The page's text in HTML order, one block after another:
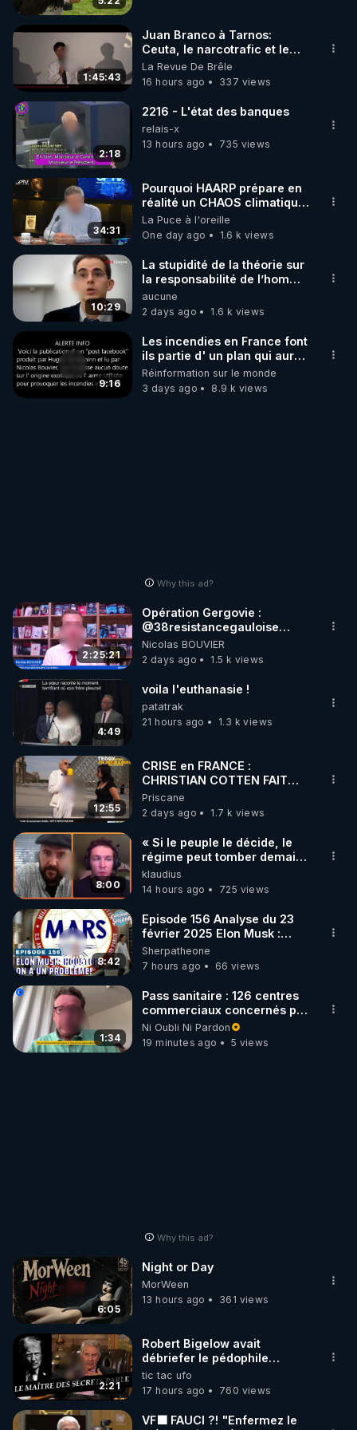
code : REGENERE10
▶ 30 jours gratuit sur l’application de méditation et
de bien-être ENVOL :
Rendez-vous sur https://www.envol.app/code
le code : REGENERE
1:45:43
Juan Branco à Tarnos:
Ceuta, le narcotrafic et le
pouvoir en France
La Revue De Brêle
16 hours ago
337 views
2:18
2216 - L'état des banques
relais-x
13 hours ago
735 views
34:31
Pourquoi HAARP prépare en
réalité un CHAOS climatique,
on répond
La Puce à l'oreille
One day ago
1.6 k views
10:29
La stupidité de la théorie sur
la responsabilité de l’homme
concernant le dioxyde de
carbone.
aucune
2 days ago
1.6 k views
9:16
Les incendies en France font
ils partie d' un plan qui aurait
débuté le 11 septembre 2001
?
Réinformation sur le monde
3 days ago
8.9 k views
Why this ad?
2:25:21
Opération Gergovie :
‪@38resistancegauloise‬
‪@MarionSigautOfficiel‬
‪@gladysriifard5710‬ Laëtitia
Nicolas BOUVIER
2 days ago
1.5 k views
4:49
voila l'euthanasie !
patatrak
21 hours ago
1.3 k views
12:55
CRISE en FRANCE :
CHRISTIAN COTTEN FAIT
une étrange découverte
Priscane
2 days ago
1.7 k views
8:00
« Si le peuple le décide, le
régime peut tomber demain !
»
klaudius
14 hours ago
725 views
8:42
Episode 156 Analyse du 23
février 2025 Elon Musk :
Houston , on a un problème !
Sherpatheone
7 hours ago
66 views
1:34
Pass sanitaire : 126 centres
commerciaux concernés par
l'obligation dans toute la
France
Ni Oubli Ni Pardon
19 minutes ago
5 views
Why this ad?
6:05
Night or Day
MorWeen
13 hours ago
361 views
2:21
Robert Bigelow avait
débriefer le pédophile
génocidaire de donald j
trump
tic tac ufo
17 hours ago
760 views
VF🟩 FAUCI ?! "Enfermez le